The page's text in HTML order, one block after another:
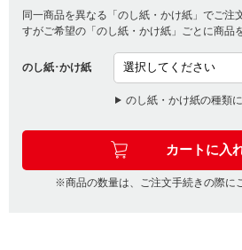
同一商品を異なる「のし紙・かけ紙」でご注
すがご希望の「のし紙・かけ紙」ごとに商品
のし紙･かけ紙
のし紙・かけ紙の種類
※商品の数量は、ご注文手続きの際に